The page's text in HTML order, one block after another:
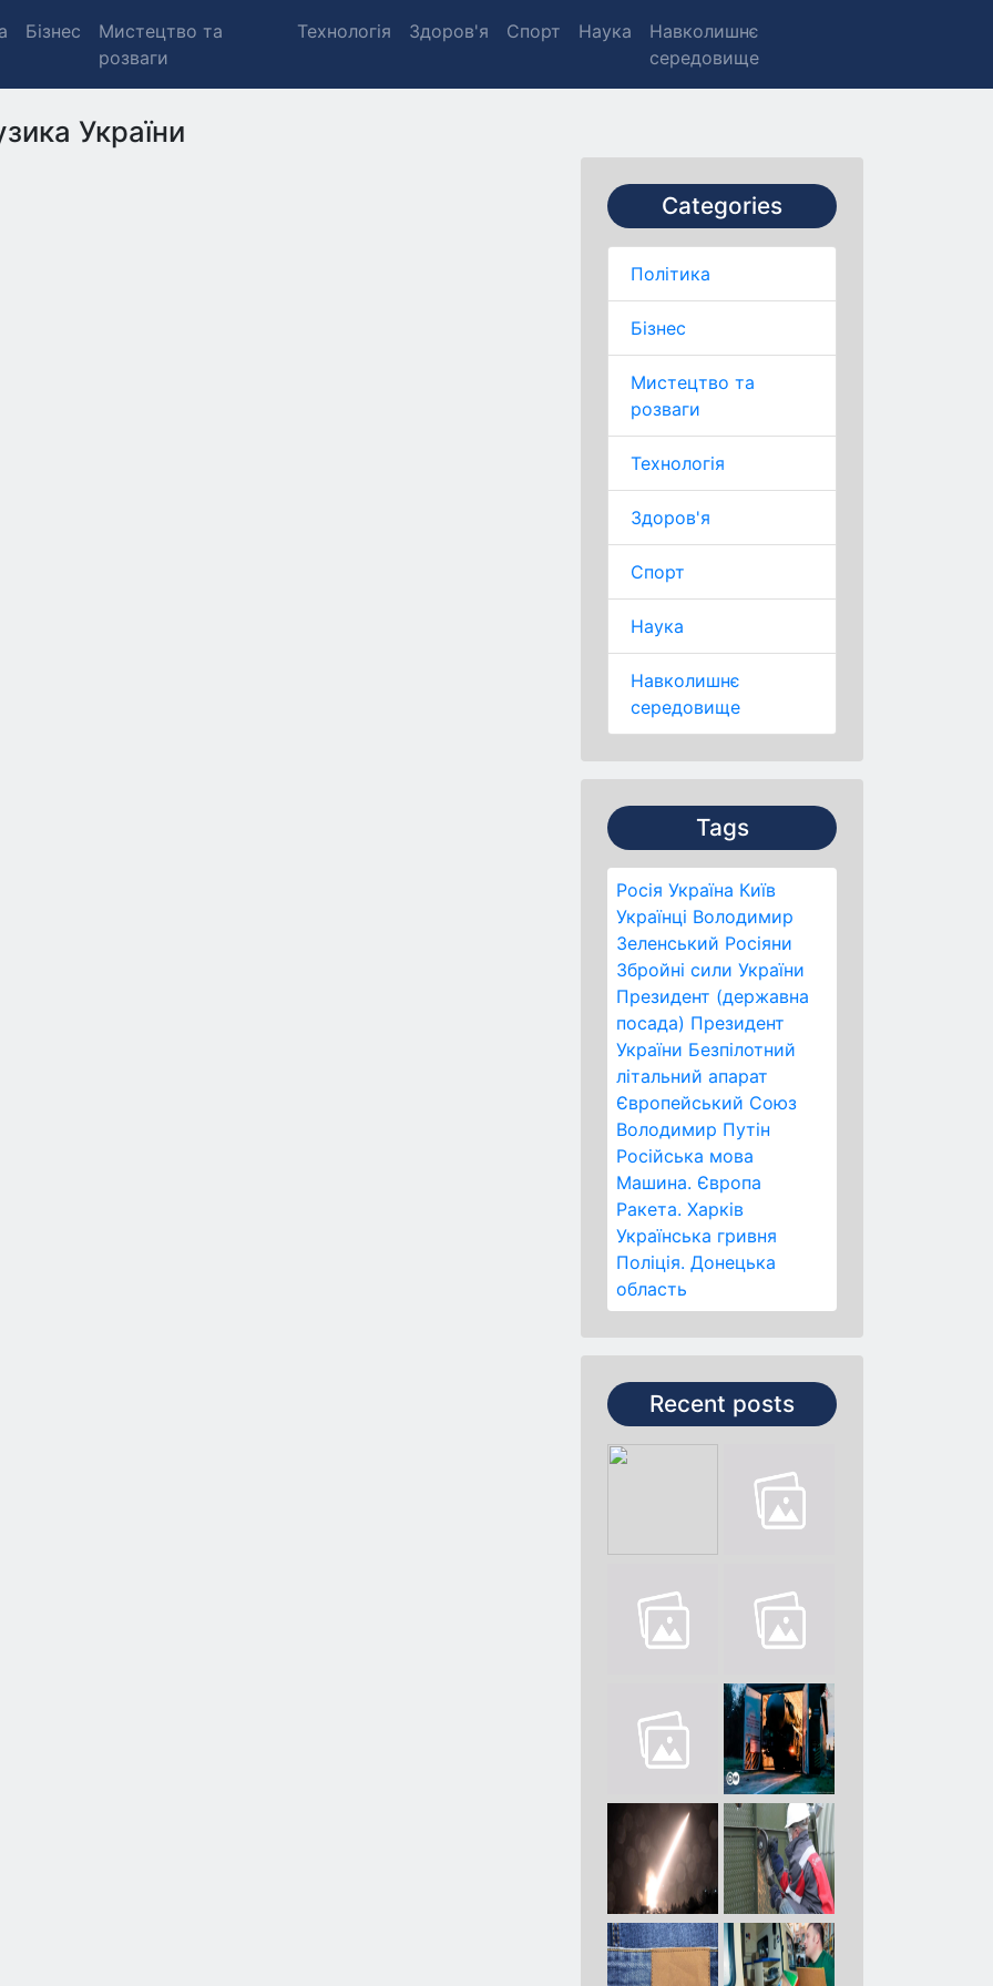
Бізнес
Мистецтво та
розваги
Технологія Здоров'я Спорт Наука
Навколишнє
середовище
України
Categories
Політика
Бізнес
Мистецтво та
розваги
Технологія
Здоров'я
Спорт
Наука
Навколишнє
середовище
Tags
Росія Україна Київ
Українці Володимир
Зеленський Росіяни
Збройні сили України
Президент (державна
посада) Президент
України Безпілотний
літальний апарат
Європейський Союз
Володимир Путін
Російська мова
Машина. Європа
Ракета. Харків
Українська гривня
Поліція. Донецька
область
Recent posts